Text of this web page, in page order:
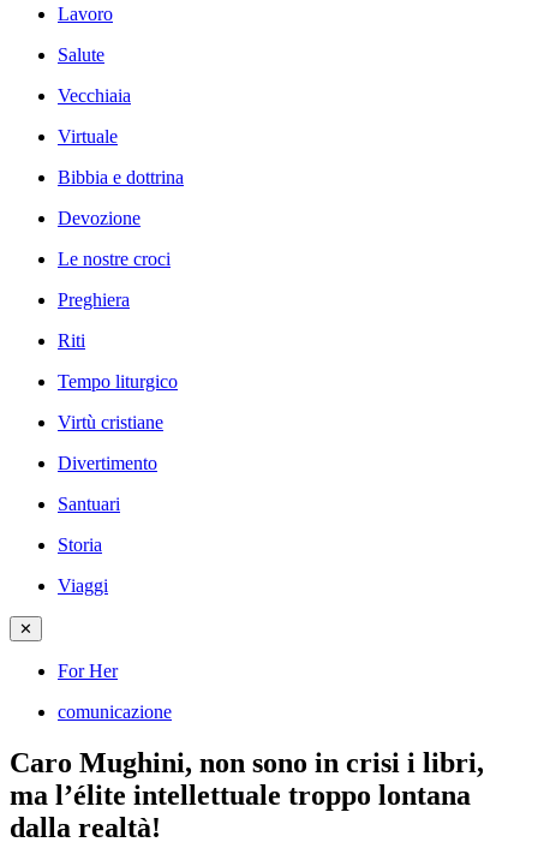
Lavoro
Salute
Vecchiaia
Virtuale
Bibbia e dottrina
Devozione
Le nostre croci
Preghiera
Riti
Tempo liturgico
Virtù cristiane
Divertimento
Santuari
Storia
Viaggi
✕
For Her
comunicazione
Caro Mughini, non sono in crisi i libri,
ma l’élite intellettuale troppo lontana
dalla realtà!